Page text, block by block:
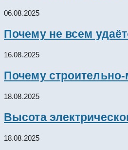
06.08.2025
Почему не всем
16.08.2025
Почему
18.08.2025
Высота
18.08.2025